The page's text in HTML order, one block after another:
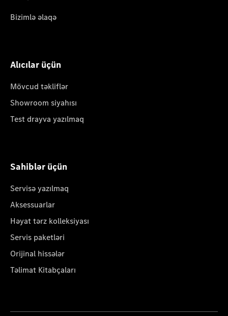
Bizimlə əlaqə
Alıcılar üçün
Mövcud təkliflər
Showroom siyahısı
Test drayva yazılmaq
Sahiblər üçün
Servisə yazılmaq
Aksessuarlar
Həyat tərz kolleksiyası
Servis paketləri
Orijinal hissələr
Təlimat Kitabçaları